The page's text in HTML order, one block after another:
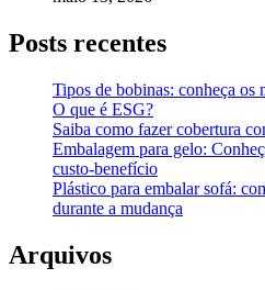
Posts recentes
Tipos de bobinas: conheça
O que é ESG?
Saiba como fazer cobertura
Embalagem para gelo:
custo-benefício
Plástico para embalar sofá:
durante a mudança
Arquivos